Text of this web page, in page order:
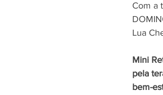
Com a
Lua
Mini
pela
bem-